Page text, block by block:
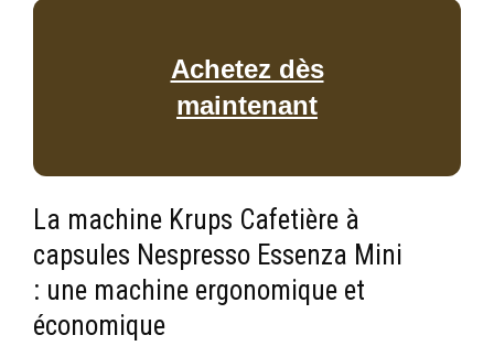
Achetez dès
maintenant
La machine Krups Cafetière à
capsules Nespresso Essenza Mini
: une machine ergonomique et
économique